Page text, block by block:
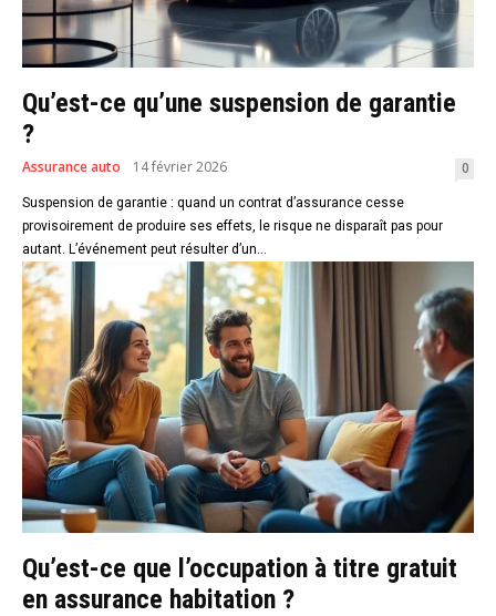
Qu’est-ce qu’une suspension de garantie
?
Assurance auto 14 février 2026 0
Suspension de garantie : quand un contrat d’assurance cesse
provisoirement de produire ses effets, le risque ne disparaît pas pour
autant. L’événement peut résulter d’un...
Qu’est-ce que l’occupation à titre gratuit
en assurance habitation ?